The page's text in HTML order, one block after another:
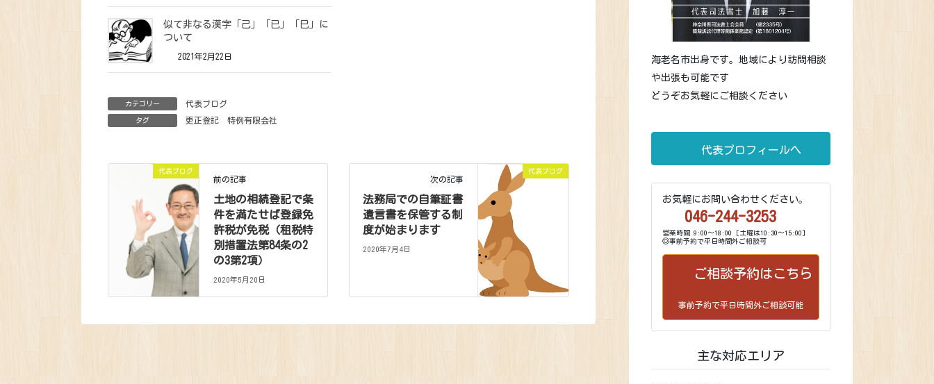
似て非なる漢字「己」「已」「巳」に
ついて
2021年2月22日
カテゴリー 代表ブログ
タグ 更正登記 特例有限会社
代表ブログ
前の記事
土地の相続登記で条
件を満たせば登録免
許税が免税（租税特
別措置法第84条の2
の3第2項）
2020年5月20日
代表ブログ
次の記事
法務局での自筆証書
遺言書を保管する制
度が始まります
2020年7月4日
海老名市出身です。地域により訪問相談
や出張も可能です
どうぞお気軽にご相談ください
代表プロフィールへ
お気軽にお問い合わせください。
046-244-3253
営業時間 9:00～18:00 [土曜は10:30～15:00]
◎事前予約で平日時間外ご相談可
ご相談予約はこちら
事前予約で平日時間外ご相談可能
主な対応エリア